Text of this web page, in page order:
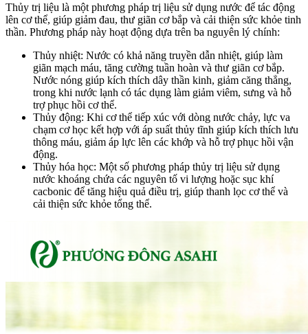
Thủy trị liệu là một phương pháp trị liệu sử dụng nước để tác động
lên cơ thể, giúp giảm đau, thư giãn cơ bắp và cải thiện sức khỏe tinh
thần. Phương pháp này hoạt động dựa trên ba nguyên lý chính:
Thủy nhiệt: Nước có khả năng truyền dẫn nhiệt, giúp làm
giãn mạch máu, tăng cường tuần hoàn và thư giãn cơ bắp.
Nước nóng giúp kích thích dây thần kinh, giảm căng thẳng,
trong khi nước lạnh có tác dụng làm giảm viêm, sưng và hỗ
trợ phục hồi cơ thể.
Thủy động: Khi cơ thể tiếp xúc với dòng nước chảy, lực va
chạm cơ học kết hợp với áp suất thủy tĩnh giúp kích thích lưu
thông máu, giảm áp lực lên các khớp và hỗ trợ phục hồi vận
động.
Thủy hóa học: Một số phương pháp thủy trị liệu sử dụng
nước khoáng chứa các nguyên tố vi lượng hoặc sục khí
cacbonic để tăng hiệu quả điều trị, giúp thanh lọc cơ thể và
cải thiện sức khỏe tổng thể.